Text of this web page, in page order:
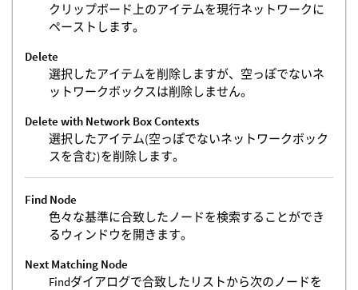
クリップボード上のアイテムを現行ネットワークに
ペーストします。
Delete
選択したアイテムを削除しますが、空っぽでないネ
ットワークボックスは削除しません。
Delete with Network Box Contexts
選択したアイテム(空っぽでないネットワークボック
スを含む)を削除します。
Find Node
色々な基準に合致したノードを検索することができ
るウィンドウを開きます。
Next Matching Node
Findダイアログで合致したリストから次のノードを